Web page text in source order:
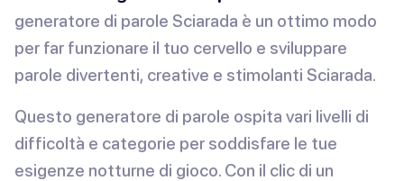
generatore di parole Sciarada è un ottimo modo
per far funzionare il tuo cervello e sviluppare
parole divertenti, creative e stimolanti Sciarada.
Questo generatore di parole ospita vari livelli di
difficoltà e categorie per soddisfare le tue
esigenze notturne di gioco. Con il clic di un